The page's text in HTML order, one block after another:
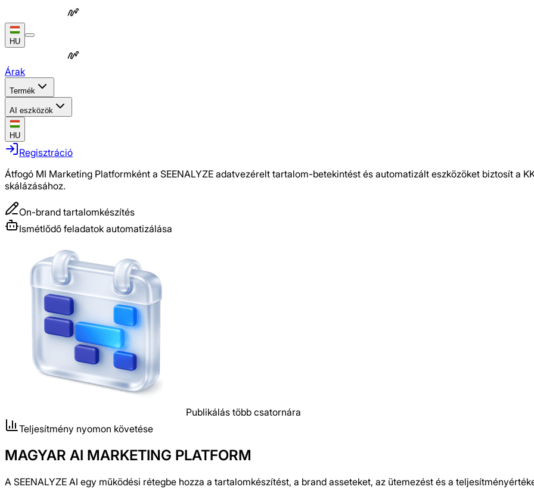
HU
Árak
Termék
AI eszközök
HU
Regisztráció
Átfogó MI Marketing Platformként a SEENALYZE adatvezérelt tartalom-betekintést és automatizált eszközöket biztosít a
skálázásához.
On-brand tartalomkészítés
Ismétlődő feladatok automatizálása
Publikálás több csatornára
Teljesítmény nyomon követése
MAGYAR AI MARKETING PLATFORM
A SEENALYZE AI egy működési rétegbe hozza a tartalomkészítést, a brand asseteket, az ütemezést és a